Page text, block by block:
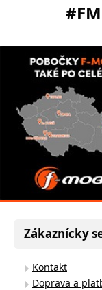
Zákaznícky
Kontakt
Doprava a